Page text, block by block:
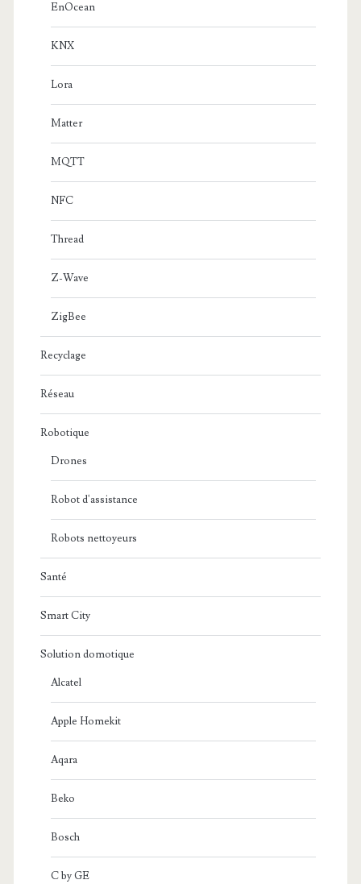
EnOcean
KNX
Lora
Matter
MQTT
NFC
Thread
Z-Wave
ZigBee
Recyclage
Réseau
Robotique
Drones
Robot d'assistance
Robots nettoyeurs
Santé
Smart City
Solution domotique
Alcatel
Apple Homekit
Aqara
Beko
Bosch
C by GE